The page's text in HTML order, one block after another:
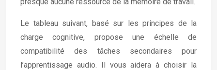
Le tableau suivant, basé sur les principes de la
charge cognitive, propose une échelle de
compatibilité des tâches secondaires pour
l’apprentissage audio. Il vous aidera à choisir la